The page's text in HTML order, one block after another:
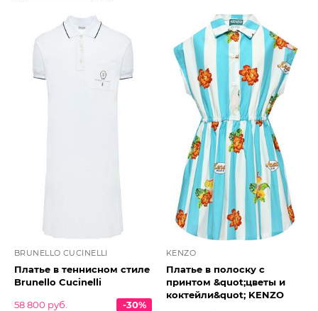
BRUNELLO CUCINELLI
Платье в теннисном стиле
Brunello Cucinelli
58 800 руб.
-30%
KENZO
Платье в полоску с
принтом &quot;цветы и
коктейли&quot; KENZO